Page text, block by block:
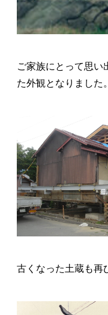
ご家族にとって思い
た外観となりました。
古くなった土蔵も再